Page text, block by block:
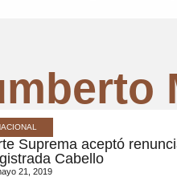
Suprema aceptó
Cabello
21, 2019